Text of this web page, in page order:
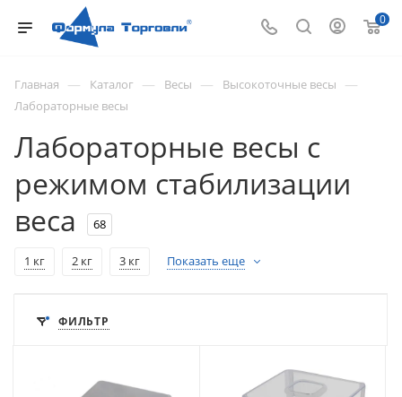
0
Главная — Каталог — Весы — Высокоточные весы —
Лабораторные весы
Лабораторные весы с
режимом стабилизации
веса
68
1 кг 2 кг 3 кг Показать еще
ФИЛЬТР